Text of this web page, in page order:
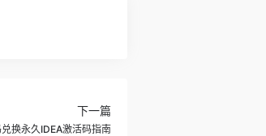
下一篇
换永久IDEA激活码指南